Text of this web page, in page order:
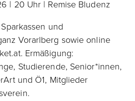
| 20 Uhr | Remise Bludenz
und
Vorarlberg sowie online
Ermäßigung:
Studierende, Senior*innen,
und Ö1, Mitglieder